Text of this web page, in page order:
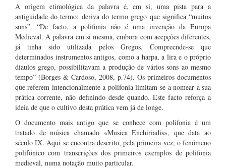
A origem etimológica da palavra é, em si, uma pista para a
antiguidade do termo: deriva do termo grego que significa “muitos
sons”. “De facto, a polifonia não é uma invenção da Europa
Medieval. A palavra em si mesma, embora com acepções diferentes,
já tinha sido utilizada pelos Gregos. Compreende-se que
determinados instrumentos antigos, como a harpa, a lira e o próprio
diaulos grego, possibilitavam a produção de vários sons ao mesmo
tempo” (Borges & Cardoso, 2008, p.74). Os primeiros documentos
que referem intencionalmente a polifonia limitam-se a nomear a sua
prática corrente, não definindo desde quando. Este facto reforça a
ideia de que o cultivo desta prática vem já de longe.
O documento mais antigo que se conhece com polifonia é um
tratado de música chamado «Musica Enchiriadis», que data ao
século IX. Aqui se encontra descrito, pela primeira vez, o fenómeno
polifónico com transcrições dos primeiros exemplos de polifonia
medieval, numa notação muito particular.